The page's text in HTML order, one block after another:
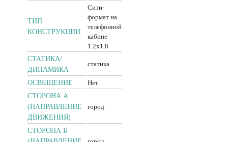
ТИП
КОНСТРУКЦИИ
Сити-
формат на
телефонной
кабине
1.2x1.8
CТАТИКА/
ДИНАМИКА
статика
ОСВЕЩЕНИЕ
Нет
СТОРОНА А
(НАПРАВЛЕНИЕ
ДВИЖЕНИЯ)
город
СТОРОНА Б